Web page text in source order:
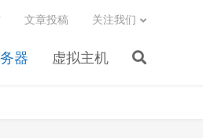
器 虚拟主机
文章投稿 关注我们